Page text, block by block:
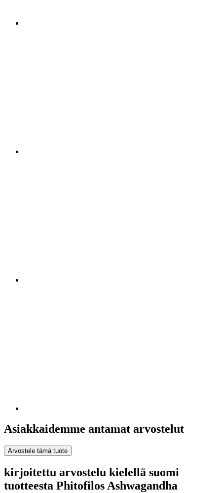
Asiakkaidemme antamat arvostelut
Arvostele tämä tuote
kirjoitettu arvostelu kielellä suomi
tuotteesta Phitofilos Ashwagandha